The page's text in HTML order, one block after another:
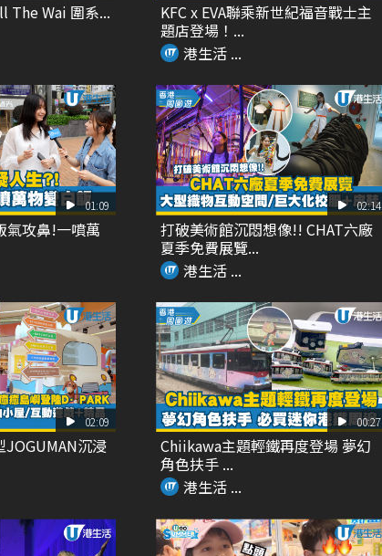
The Wai 圍系...
KFC x EVA聯乘新世紀福音戰士主
題店登場！...
港生活 ...
01:09
氣攻鼻!一噴萬
02:14
打破美術館沉悶想像!! CHAT六廠
夏季免費展覽...
港生活 ...
02:09
沉浸
00:27
Chiikawa主題輕鐵再度登場 夢幻
角色扶手 ...
港生活 ...